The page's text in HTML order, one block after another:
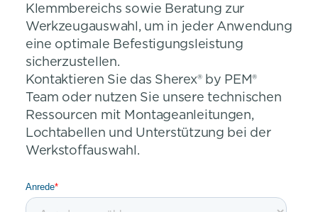
Klemmbereichs sowie Beratung zur
Werkzeugauswahl, um in jeder Anwendung
eine optimale Befestigungsleistung
sicherzustellen.
Kontaktieren Sie das Sherex® by PEM®
Team oder nutzen Sie unsere technischen
Ressourcen mit Montageanleitungen,
Lochtabellen und Unterstützung bei der
Werkstoffauswahl.